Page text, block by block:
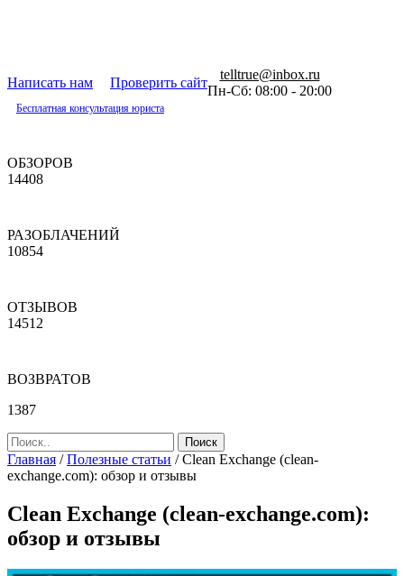
Написать нам Проверить сайт
telltrue@inbox.ru
Пн-Сб: 08:00 - 20:00
Бесплатная консультация юриста
ОБЗОРОВ
14408
РАЗОБЛАЧЕНИЙ
10854
ОТЗЫВОВ
14512
ВОЗВРАТОВ
1387
Главная /Полезные статьи /Clean Exchange (clean-
exchange.com): обзор и отзывы
Clean Exchange (clean-exchange.com):
обзор и отзывы